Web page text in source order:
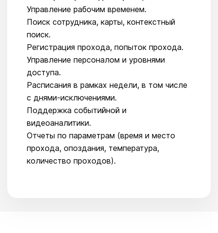
Управление рабочим временем.
Поиск сотрудника, карты, контекстный
поиск.
Регистрация прохода, попыток прохода.
Управление персоналом и уровнями
доступа.
Расписания в рамках недели, в том числе
с днями-исключениями.
Поддержка событийной и
видеоаналитики.
Отчеты по параметрам (время и место
прохода, опоздания, температура,
количество проходов).